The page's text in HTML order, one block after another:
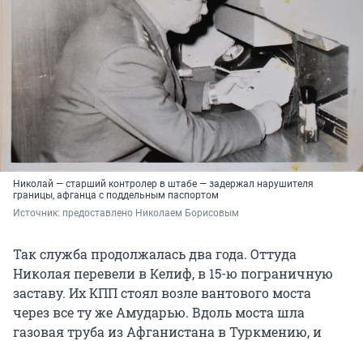
Николай — старший контролер в штабе — задержал нарушителя
границы, афганца с поддельным паспортом
Источник: предоставлено Николаем Борисовым
Так служба продолжалась два года. Оттуда
Николая перевели в Келиф, в 15-ю пограничную
заставу. Их КПП стоял возле вантового моста
через все ту же Амударью. Вдоль моста шла
газовая труба из Афганистана в Туркмению, и